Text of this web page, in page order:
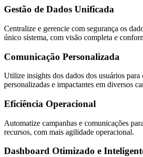
Gestão de Dados Unificada
Centralize e gerencie com segurança os
único sistema, com visão completa e
Comunicação Personalizada
Utilize insights dos dados dos usuários para
personalizadas e impactantes em diversos
Eficiência Operacional
Automatize campanhas e comunicações
recursos, com mais agilidade operacional.
Dashboard Otimizado e